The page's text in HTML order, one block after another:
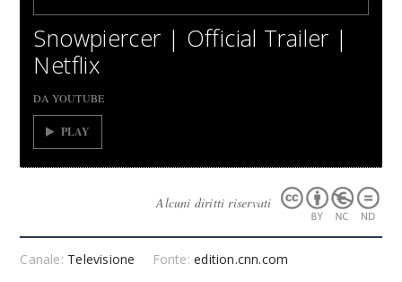
Snowpiercer | Official Trailer |
Netflix
DA YOUTUBE
PLAY
Alcuni diritti riservati
Canale: Televisione Fonte:edition.cnn.com